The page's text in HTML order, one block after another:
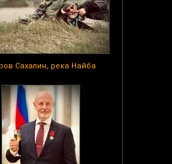
Сахалин, река Найба